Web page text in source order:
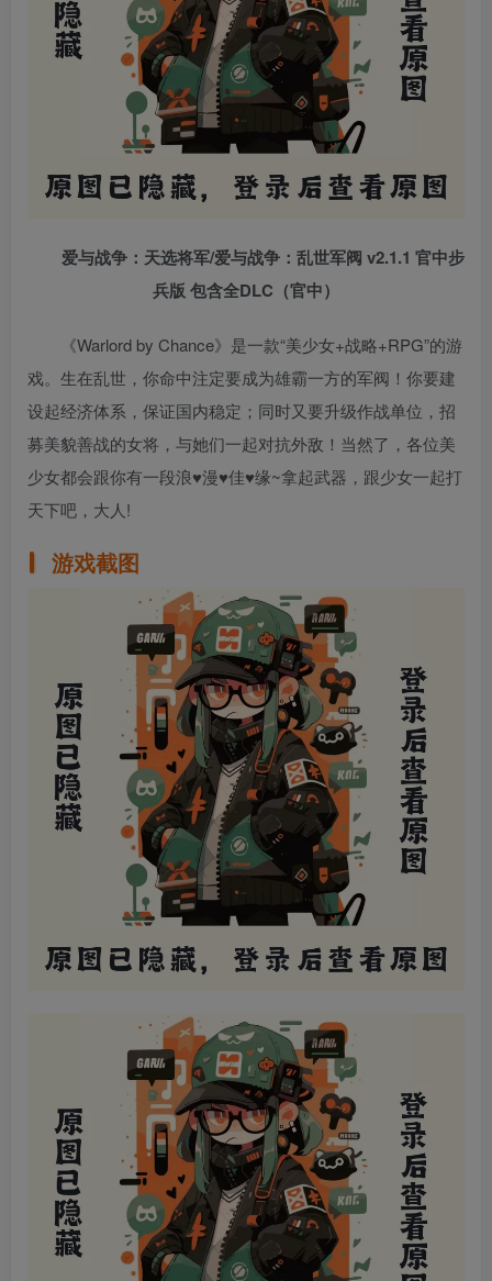
爱与战争：天选将军/爱与战争：乱世军阀 v2.1.1 官中步
兵版 包含全DLC（官中）
《Warlord by Chance》是一款“美少女+战略+RPG”的游
戏。生在乱世，你命中注定要成为雄霸一方的军阀！你要建
设起经济体系，保证国内稳定；同时又要升级作战单位，招
募美貌善战的女将，与她们一起对抗外敌！当然了，各位美
少女都会跟你有一段浪♥漫♥佳♥缘~拿起武器，跟少女一起打
天下吧，大人!
游戏截图